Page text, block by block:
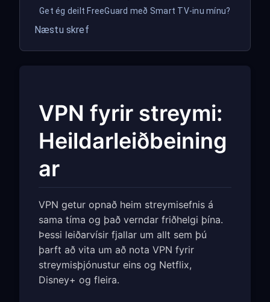
Get ég deilt FreeGuard með Smart TV-inu mínu?
Næstu skref
VPN fyrir streymi:
Heildarleiðbeining
ar
VPN getur opnað heim streymisefnis á
sama tíma og það verndar friðhelgi þína.
Þessi leiðarvísir fjallar um allt sem þú
þarft að vita um að nota VPN fyrir
streymisþjónustur eins og Netflix,
Disney+ og fleira.